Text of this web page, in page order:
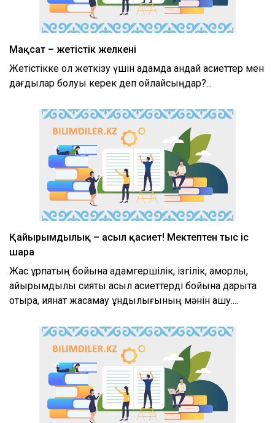
Мақсат – жетістік желкені
Жетістікке қол жеткізу үшін адамда қандай қасиеттер мен
дағдылар болуы керек деп ойлайсыңдар?...
Қайырымдылық – асыл қасиет! Мектептен тыс іс
шара
Жас ұрпақтың бойына адамгершілік, ізгілік, қамқорлық,
қайырымдылық сияқты асыл қасиеттерді бойына дарыта
отыра, қиянат жасамау құндылығының мәнін ашу....